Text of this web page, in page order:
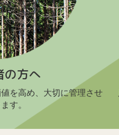
の方へ
を高め、大切に管理させ
す。